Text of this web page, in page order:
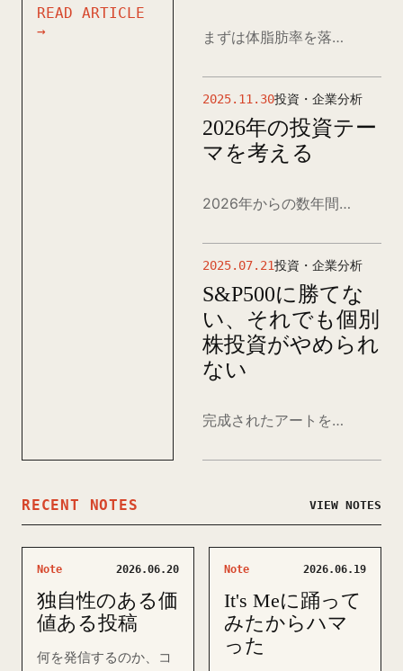
READ ARTICLE
→
まずは体脂肪率を落とすことを優先し、Tシャツの似合う姿を目指しつつ登山のための足腰を鍛えるプラン。
2025.11.30投資・企業分析
2026年の投資テー
マを考える
2026年からの数年間はAIという頭脳を支えるためのインフラを作り変える技術領域に投資妙味があるのではないでしょうか。
2025.07.21投資・企業分析
S&P500に勝てな
い、それでも個別
株投資がやめられ
ない
完成されたアートを買い集めるのをやめて、自ら価値を「育てる」プロデューサーに転身する意識を持つことで、個別株投資のパフォーマンスがインデックス投資を凌駕するようになるかもしれない。
RECENT NOTES VIEW NOTES
Note 2026.06.20
独自性のある価
値ある投稿
何を発信するのか、コ
Note 2026.06.19
It's Meに踊って
みたからハマ
った